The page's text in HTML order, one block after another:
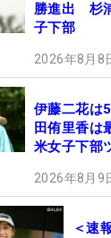
勝進出 杉
子下部
2026年8月8
伊藤二花は
田侑里香は
米女子下部
2026年8月9
＜速